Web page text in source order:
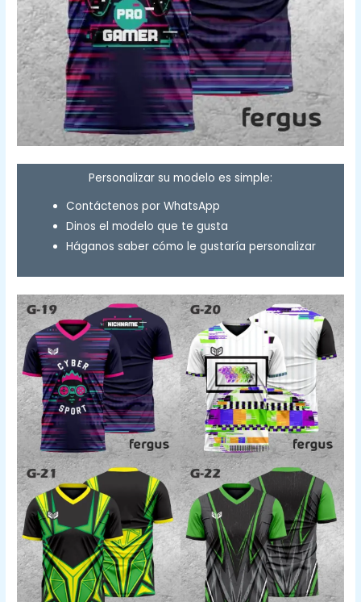
Personalizar su modelo es simple:
Contáctenos por WhatsApp
Dinos el modelo que te gusta
Háganos saber cómo le gustaría personalizar